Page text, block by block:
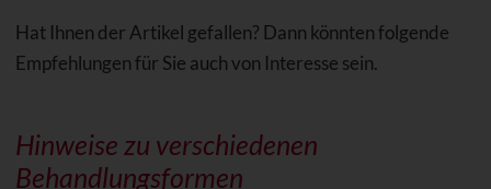
Hat Ihnen der Artikel gefallen? Dann könnten folgende
Empfehlungen für Sie auch von Interesse sein.
Hinweise zu verschiedenen
Behandlungsformen